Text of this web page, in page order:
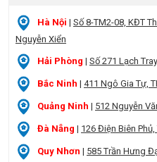
Hà Nội | Số 8-TM2-08, KĐT
Nguyễn Xiển
Hải Phòng | Số 271 Lạch
Bắc Ninh | 411 Ngô Gia Tự,
Quảng Ninh | 512 Nguyễn
Đà Nẵng | 126 Điện Biên
Quy Nhơn | 585 Trần Hưng